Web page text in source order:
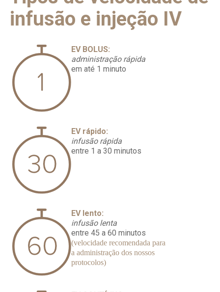
infusão e injeção IV
EV BOLUS:
administração rápida
em até 1 minuto
EV rápido:
infusão rápida
entre 1 a 30 minutos
EV lento:
infusão lenta
entre 45 a 60 minutos
(velocidade recomendada para
a administração dos nossos
protocolos)